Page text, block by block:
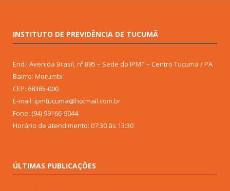
INSTITUTO DE PREVIDÊNCIA DE TUCUMÃ
End.: Avenida Brasil, nº 895 – Sede do IPMT – Centro Tucumã / PA
Bairro: Morumbi
CEP: 68385-000
E-mail: ipmtucuma@hotmail.com.br
Fone: (94) 99166-9044
Horário de atendimento: 07:30 às 13:30
ÚLTIMAS PUBLICAÇÕES